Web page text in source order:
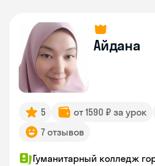
Айдана
5 от 1590 ₽ за урок
7 отзывов
Гуманитарный колледж